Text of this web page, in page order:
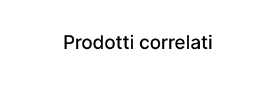
Prodotti correlati